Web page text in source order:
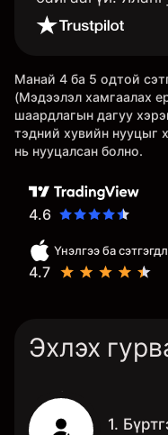
данс нь их
дэмтэй.
Манай 4 ба 5 одтой
(Мэдээлэл хамгаалах
шаардлагын дагуу
тэдний хувийн нууцыг
нь нууцалсан болно.
4.6
Үнэлгээ ба
4.7
Эхлэх
1.